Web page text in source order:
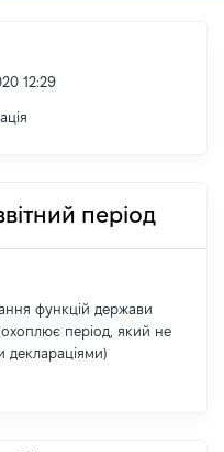
12:29
період
функцій держави
період, який не